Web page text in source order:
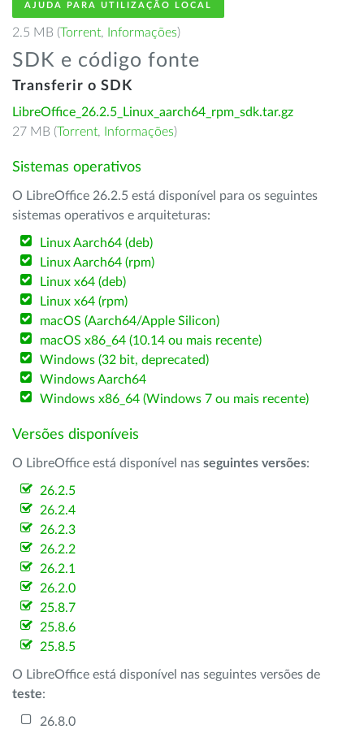
AJUDA PARA UTILIZAÇÃO LOCAL
2.5 MB (Torrent, Informações)
SDK e código fonte
Transferir o SDK
LibreOffice_26.2.5_Linux_aarch64_rpm_sdk.tar.gz
27 MB (Torrent, Informações)
Sistemas operativos
O LibreOffice 26.2.5 está disponível para os seguintes
sistemas operativos e arquiteturas:
Linux Aarch64 (deb)
Linux Aarch64 (rpm)
Linux x64 (deb)
Linux x64 (rpm)
macOS (Aarch64/Apple Silicon)
macOS x86_64 (10.14 ou mais recente)
Windows (32 bit, deprecated)
Windows Aarch64
Windows x86_64 (Windows 7 ou mais recente)
Versões disponíveis
O LibreOffice está disponível nas seguintes versões:
26.2.5
26.2.4
26.2.3
26.2.2
26.2.1
26.2.0
25.8.7
25.8.6
25.8.5
O LibreOffice está disponível nas seguintes versões de
teste:
26.8.0